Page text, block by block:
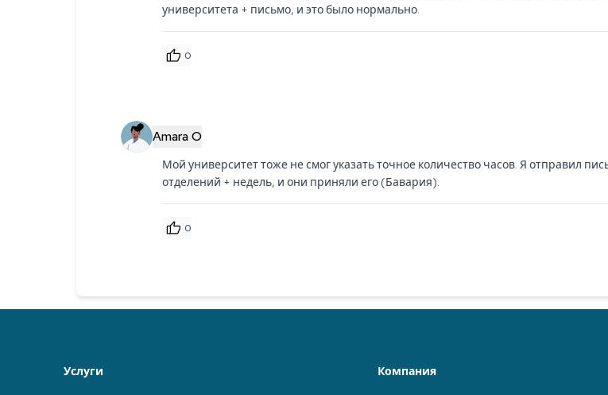
университета + письмо, и это было нормально.
0
Amara O
Мой университет тоже не смог указать точное количество часов. Я отправил
отделений + недель, и они приняли его (Бавария).
0
Услуги Компания